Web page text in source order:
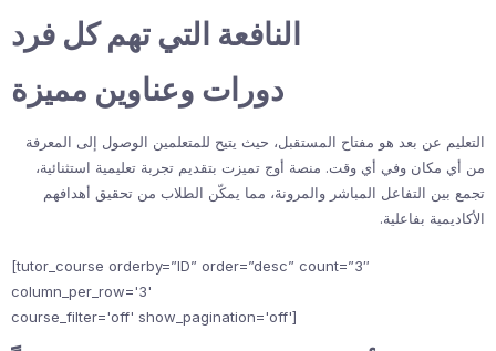
النافعة التي تهم كل فرد
دورات وعناوين مميزة
التعليم عن بعد هو مفتاح المستقبل، حيث يتيح للمتعلمين الوصول إلى المعرفة
من أي مكان وفي أي وقت. منصة أوج تميزت بتقديم تجربة تعليمية استثنائية،
تجمع بين التفاعل المباشر والمرونة، مما يمكّن الطلاب من تحقيق أهدافهم
الأكاديمية بفاعلية.
[tutor_course orderby=”ID” order=”desc” count=”3″
column_per_row='3'
course_filter='off' show_pagination='off']